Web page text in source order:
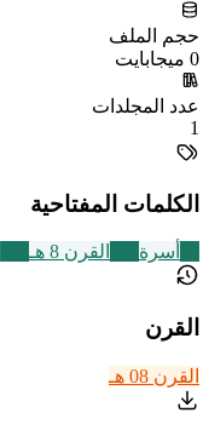
حجم الملف
0 ميجابايت
عدد المجلدات
1
الكلمات المفتاحية
أسرة القرن 8 هـ
القرن
القرن 08 هـ